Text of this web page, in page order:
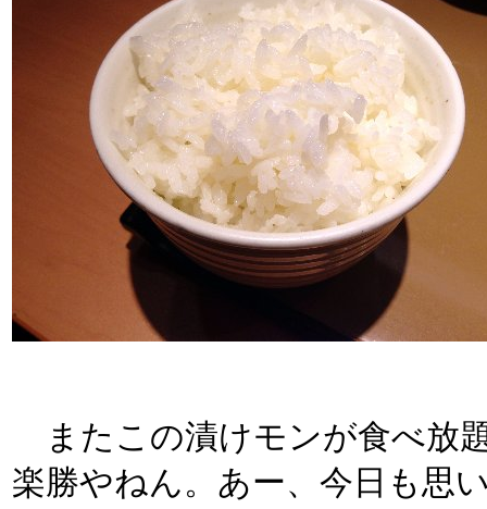
またこの漬けモンが食べ放
楽勝やねん。あー、今日も思